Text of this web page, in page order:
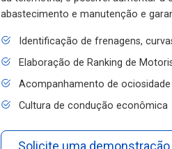
abastecimento e manutenção e
Identificação de frenagens,
Elaboração de Ranking de
Acompanhamento de ociosidade
Cultura de condução econômica
Solicite uma demonstração